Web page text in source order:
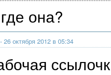
она?
- 26 октября 2012 в 05:34